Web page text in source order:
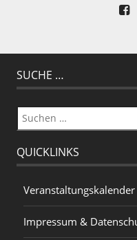
SUCHE …
Suchen
nach:
QUICKLINKS
Veranstaltungskalender
Impressum &